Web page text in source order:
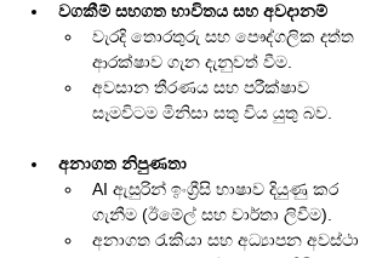
වගකීම් සහගත භාවිතය සහ අවදානම්
වැරදි තොරතුරු සහ පෞද්ගලික දත්ත
ආරක්ෂාව ගැන දැනුවත් වීම.
අවසාන තීරණය සහ පරීක්ෂාව
සෑමවිටම මිනිසා සතු විය යුතු බව.
අනාගත නිපුණතා
AI ඇසුරින් ඉංග්‍රීසි භාෂාව දියුණු කර
ගැනීම (ඊමේල් සහ වාර්තා ලිවීම).
අනාගත රැකියා සහ අධ්‍යාපන අවස්ථා